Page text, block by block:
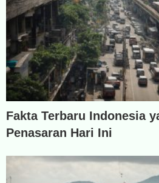
Fakta Terbaru Indonesia
Penasaran Hari Ini